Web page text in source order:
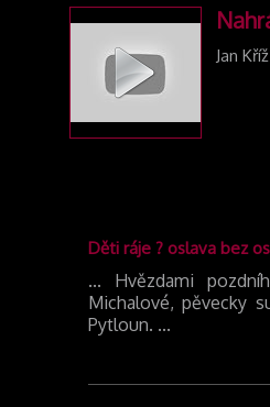
Jan
Děti ráje ? oslava bez
... Hvězdami
Michalové, pěvecky
Pytloun. ...